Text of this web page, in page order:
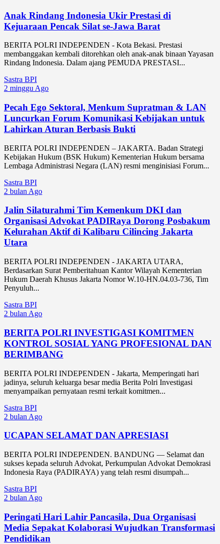
Anak Rindang Indonesia Ukir Prestasi di
Kejuaraan Pencak Silat se-Jawa Barat
BERITA POLRI INDEPENDEN - Kota Bekasi. Prestasi
membanggakan kembali ditorehkan oleh anak-anak binaan Yayasan
Rindang Indonesia. Dalam ajang PEMUDA PRESTASI...
Sastra BPI
2 minggu Ago
Pecah Ego Sektoral, Menkum Supratman & LAN
Luncurkan Forum Komunikasi Kebijakan untuk
Lahirkan Aturan Berbasis Bukti
BERITA POLRI INDEPENDEN – JAKARTA. Badan Strategi
Kebijakan Hukum (BSK Hukum) Kementerian Hukum bersama
Lembaga Administrasi Negara (LAN) resmi menginisiasi Forum...
Sastra BPI
2 bulan Ago
Jalin Silaturahmi Tim Kemenkum DKI dan
Organisasi Advokat PADIRaya Dorong Posbakum
Kelurahan Aktif di Kalibaru Cilincing Jakarta
Utara
BERITA POLRI INDEPENDEN - JAKARTA UTARA,
Berdasarkan Surat Pemberitahuan Kantor Wilayah Kementerian
Hukum Daerah Khusus Jakarta Nomor W.10-HN.04.03-736, Tim
Penyuluh...
Sastra BPI
2 bulan Ago
BERITA POLRI INVESTIGASI KOMITMEN
KONTROL SOSIAL YANG PROFESIONAL DAN
BERIMBANG
BERITA POLRI INDEPENDEN - Jakarta, Memperingati hari
jadinya, seluruh keluarga besar media Berita Polri Investigasi
menyampaikan pernyataan resmi terkait komitmen...
Sastra BPI
2 bulan Ago
UCAPAN SELAMAT DAN APRESIASI
BERITA POLRI INDEPENDEN. BANDUNG — Selamat dan
sukses kepada seluruh Advokat, Perkumpulan Advokat Demokrasi
Indonesia Raya (PADIRAYA) yang telah resmi disumpah...
Sastra BPI
2 bulan Ago
Peringati Hari Lahir Pancasila, Dua Organisasi
Media Sepakat Kolaborasi Wujudkan Transformasi
Pendidikan